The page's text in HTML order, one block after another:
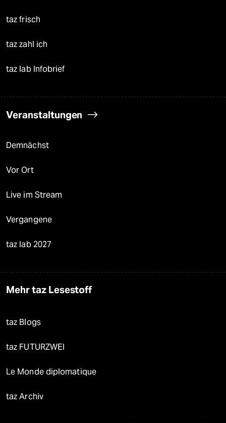
taz frisch
taz zahl ich
taz lab Infobrief
Veranstaltungen
Demnächst
Vor Ort
Live im Stream
Vergangene
taz lab 2027
Mehr taz Lesestoff
taz Blogs
taz FUTURZWEI
Le Monde diplomatique
taz Archiv